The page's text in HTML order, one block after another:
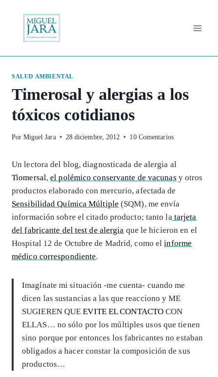
contenido
SALUD AMBIENTAL
Timerosal y alergias a los
tóxicos cotidianos
Por Miguel Jara 28 diciembre, 2012 10 Comentarios
Un lectora del blog, diagnosticada de alergia al
Tiomersal,el polémico conservante de vacunas y otros
productos elaborado con mercurio, afectada de
Sensibilidad Química Múltiple (SQM), me envía
información sobre el citado producto; tanto la tarjeta
del fabricante del test de alergia que le hicieron en el
Hospital 12 de Octubre de Madrid, como elinforme
médico correspondiente.
Imagínate mi situación -me cuenta- cuando me
dicen las sustancias a las que reacciono y ME
SUGIEREN QUEEVITE EL CONTACTO CON
ELLAS… no sólo por los múltiples usos que tienen
sino porque por entonces los fabricantes no estaban
obligados a hacer constar la composición de sus
productos…